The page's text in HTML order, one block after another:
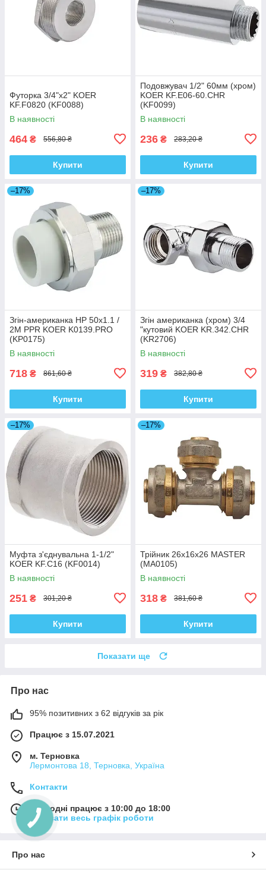
Футорка 3/4"x2" KOER
KF.F0820 (KF0088)
В наявності
464 ₴ 556,80 ₴
Купити
Подовжувач 1/2" 60мм (хром)
KOER KF.E06-60.CHR
(KF0099)
В наявності
236 ₴ 283,20 ₴
Купити
–17%
Згін-американка НР 50x1.1 /
2M PPR KOER K0139.PRO
(KP0175)
В наявності
718 ₴ 861,60 ₴
Купити
–17%
Згін американка (хром) 3/4
"кутовий KOER KR.342.CHR
(KR2706)
В наявності
319 ₴ 382,80 ₴
Купити
–17%
Муфта з'єднувальна 1-1/2"
KOER KF.C16 (KF0014)
В наявності
251 ₴ 301,20 ₴
Купити
–17%
Трійник 26x16x26 MASTER
(MA0105)
В наявності
318 ₴ 381,60 ₴
Купити
Показати ще
Про нас
95% позитивних з 62 відгуків за рік
Працює з 15.07.2021
м. Терновка
Лермонтова 18, Терновка, Україна
Контакти
Сьогодні працює з 10:00 до 18:00
Показати весь графік роботи
Про нас